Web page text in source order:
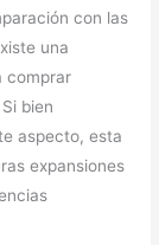
con las
una
comprar
Si bien
aspecto, esta
expansiones